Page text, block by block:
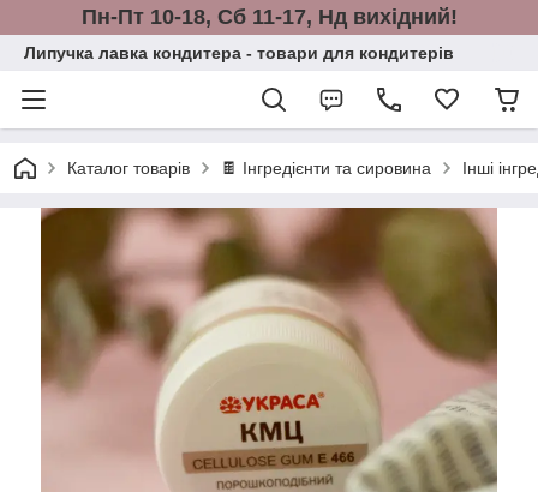
Пн-Пт 10-18, Сб 11-17, Нд вихідний!
Липучка лавка кондитера - товари для кондитерів
Каталог товарів 🍫 Інгредієнти та сировина Інші